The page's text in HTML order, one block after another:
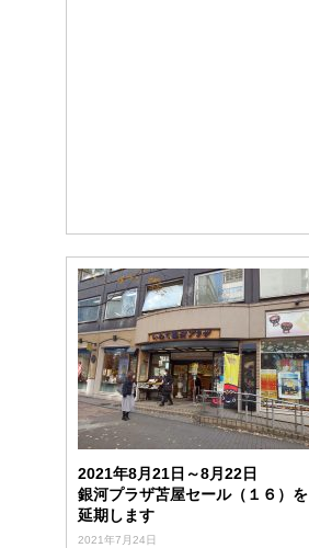
2021年8月21日～8月22日
銀河プラザ苫屋セール（１６）を
延期します
2021年7月24日